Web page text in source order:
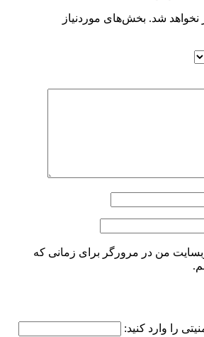
نخواهد شد. بخش‌های موردنیاز
من در مرورگر برای زمانی که
را وارد کنید: